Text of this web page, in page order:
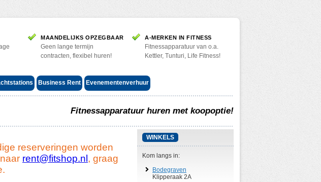
MAANDELIJKS OPZEGBAAR
Geen lange termijn
contracten, flexibel huren!
A-MERKEN IN FITNESS
Fitnessapparatuur van o.a.
Kettler, Tunturi, Life Fitness!
Business Rent Evenementenverhuur
Fitnessapparatuur huren met koopoptie!
reserveringen worden
rent@fitshop.nl , graag
WINKELS
Kom langs in:
Bodegraven
Klipperaak 2A